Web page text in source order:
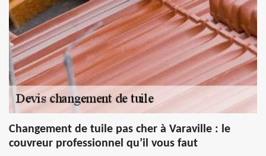
Changement de tuile pas cher à Varaville : le
couvreur professionnel qu’il vous faut